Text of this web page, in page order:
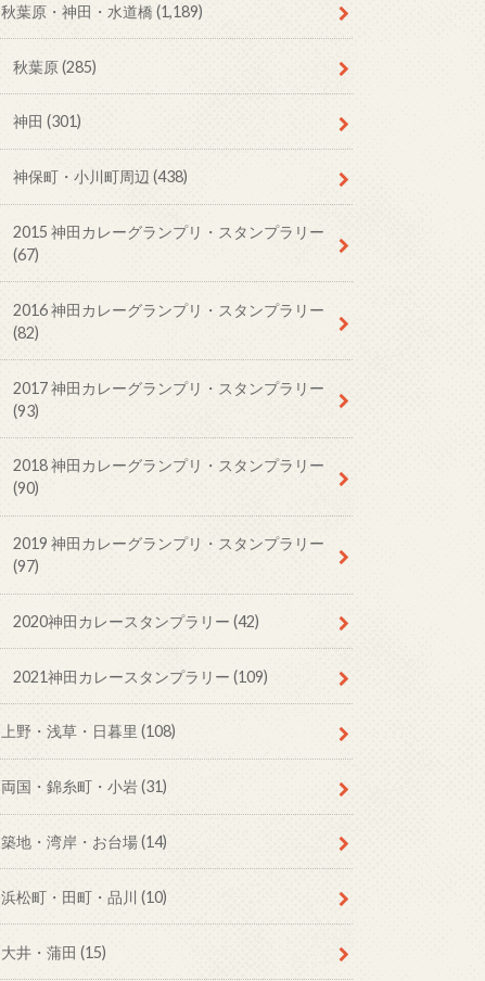
秋葉原・神田・水道橋 (1,189)
秋葉原(285)
神田(301)
神保町・小川町周辺(438)
2015 神田カレーグランプリ・スタンプラリー
(67)
2016 神田カレーグランプリ・スタンプラリー
(82)
2017 神田カレーグランプリ・スタンプラリー
(93)
2018 神田カレーグランプリ・スタンプラリー
(90)
2019 神田カレーグランプリ・スタンプラリー
(97)
2020神田カレースタンプラリー(42)
2021神田カレースタンプラリー(109)
上野・浅草・日暮里 (108)
両国・錦糸町・小岩(31)
築地・湾岸・お台場(14)
浜松町・田町・品川 (10)
大井・蒲田 (15)